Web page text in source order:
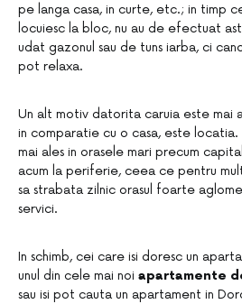
pe langa casa, in curte, etc.; in timp
locuiesc la bloc, nu au de efectuat
udat gazonul sau de tuns iarba, ci
pot relaxa.
Un alt motiv datorita caruia este mai
in comparatie cu o casa, este locatia.
mai ales in orasele mari precum
acum la periferie, ceea ce pentru
sa strabata zilnic orasul foarte
servici.
In schimb, cei care isi doresc un
unul din cele mai noi apartamente
sau isi pot cauta un apartament in